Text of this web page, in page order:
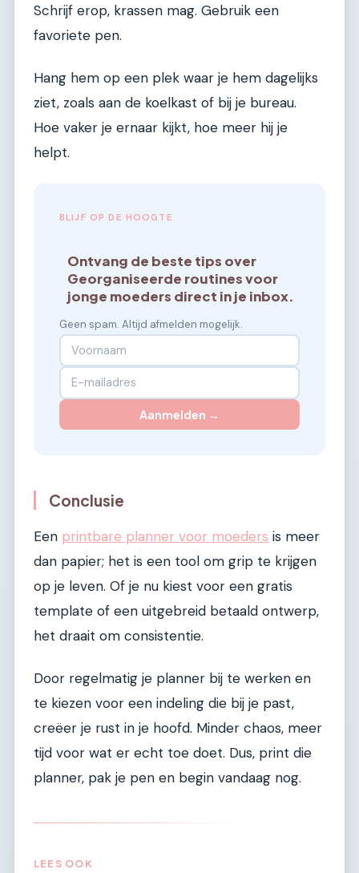
Schrijf erop, krassen mag. Gebruik een
favoriete pen.
Hang hem op een plek waar je hem dagelijks
ziet, zoals aan de koelkast of bij je bureau.
Hoe vaker je ernaar kijkt, hoe meer hij je
helpt.
BLIJF OP DE HOOGTE
Ontvang de beste tips over
Georganiseerde routines voor
jonge moeders direct in je inbox.
Geen spam. Altijd afmelden mogelijk.
Aanmelden →
Conclusie
Een printbare planner voor moeders is meer
dan papier; het is een tool om grip te krijgen
op je leven. Of je nu kiest voor een gratis
template of een uitgebreid betaald ontwerp,
het draait om consistentie.
Door regelmatig je planner bij te werken en
te kiezen voor een indeling die bij je past,
creëer je rust in je hoofd. Minder chaos, meer
tijd voor wat er echt toe doet. Dus, print die
planner, pak je pen en begin vandaag nog.
LEES OOK